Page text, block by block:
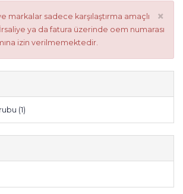
×
markalar sadece karşılaştırma amaçlı
ya da fatura üzerinde oem numarası
izin verilmemektedir.
(1)